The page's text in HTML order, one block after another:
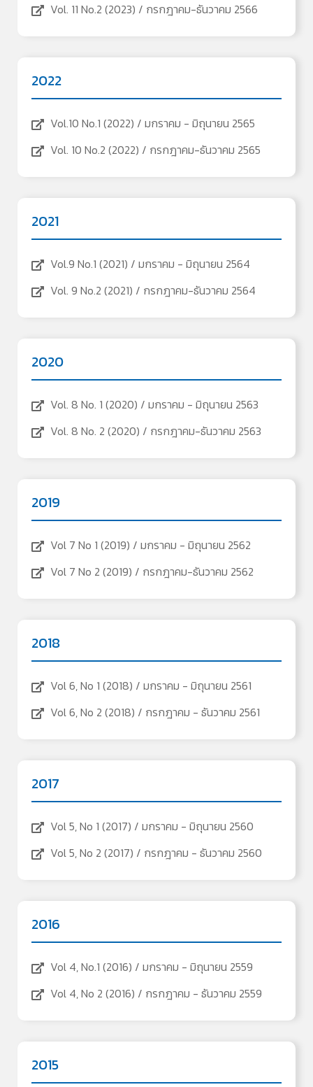
Vol. 11 No.2 (2023) / กรกฎาคม-ธันวาคม 2566
2022
Vol.10 No.1 (2022) / มกราคม - มิถุนายน 2565
Vol. 10 No.2 (2022) / กรกฎาคม-ธันวาคม 2565
2021
Vol.9 No.1 (2021) / มกราคม - มิถุนายน 2564
Vol. 9 No.2 (2021) / กรกฎาคม-ธันวาคม 2564
2020
Vol. 8 No. 1 (2020) / มกราคม - มิถุนายน 2563
Vol. 8 No. 2 (2020) / กรกฎาคม-ธันวาคม 2563
2019
Vol 7 No 1 (2019) / มกราคม - มิถุนายน 2562
Vol 7 No 2 (2019) / กรกฎาคม-ธันวาคม 2562
2018
Vol 6, No 1 (2018) / มกราคม - มิถุนายน 2561
Vol 6, No 2 (2018) / กรกฎาคม - ธันวาคม 2561
2017
Vol 5, No 1 (2017) / มกราคม - มิถุนายน 2560
Vol 5, No 2 (2017) / กรกฎาคม - ธันวาคม 2560
2016
Vol 4, No.1 (2016) / มกราคม - มิถุนายน 2559
Vol 4, No 2 (2016) / กรกฎาคม - ธันวาคม 2559
2015